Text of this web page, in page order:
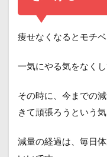
痩せなくなるとモチ
一気にやる気をなく
その時に、今までの
きて頑張ろうという気
減量の経過は、毎日